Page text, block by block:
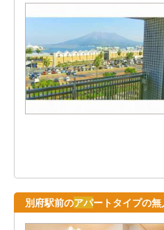
別府駅前のアパートタイプの